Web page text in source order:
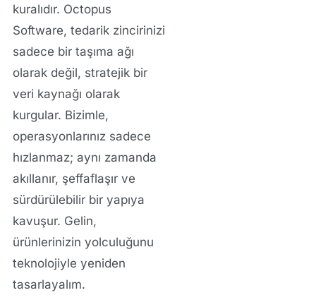
kuralıdır. Octopus
Software, tedarik zincirinizi
sadece bir taşıma ağı
olarak değil, stratejik bir
veri kaynağı olarak
kurgular. Bizimle,
operasyonlarınız sadece
hızlanmaz; aynı zamanda
akıllanır, şeffaflaşır ve
sürdürülebilir bir yapıya
kavuşur. Gelin,
ürünlerinizin yolculuğunu
teknolojiyle yeniden
tasarlayalım.